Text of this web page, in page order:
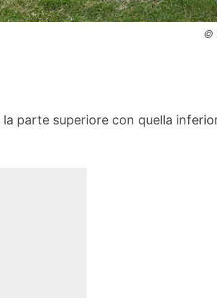
©
parte superiore con quella